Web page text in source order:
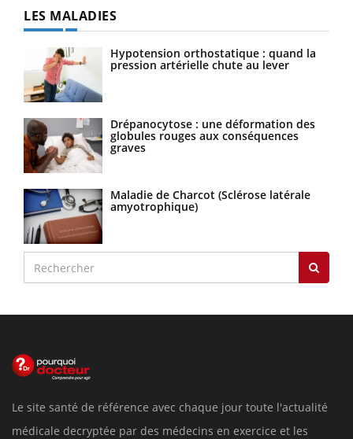
LES MALADIES
Hypotension orthostatique : quand la
pression artérielle chute au lever
Drépanocytose : une déformation des
globules rouges aux conséquences
graves
Maladie de Charcot (Sclérose latérale
amyotrophique)
Le site santé de référence avec chaque jour toute l'actualité
médicale decryptée par des médecins en exercice et les